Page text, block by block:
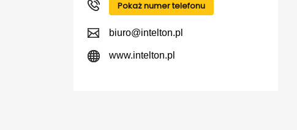
Pokaż numer telefonu
biuro@intelton.pl
www.intelton.pl